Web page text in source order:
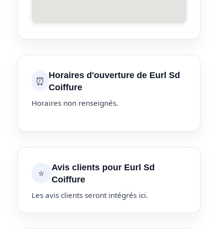
⏰ Horaires d'ouverture de Eurl Sd
Coiffure
Horaires non renseignés.
⭐
Avis clients pour Eurl Sd
Coiffure
Les avis clients seront intégrés ici.